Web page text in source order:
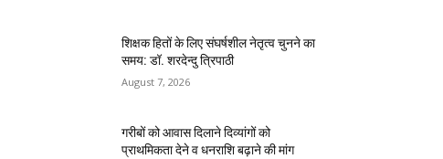
शिक्षक हितों के लिए संघर्षशील नेतृत्व चुनने का
समय: डॉ. शरदेन्दु त्रिपाठी
August 7, 2026
गरीबों को आवास दिलाने दिव्यांगों को
प्राथमिकता देने व धनराशि बढ़ाने की मांग